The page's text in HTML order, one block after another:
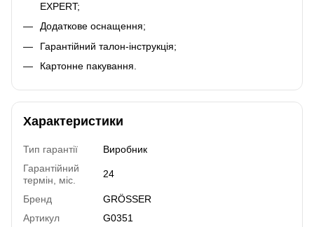
EXPERT;
Додаткове оснащення;
Гарантійний талон-інструкція;
Картонне пакування.
Характеристики
Тип гарантії
Виробник
Гарантійний
термін, міс.
24
Бренд
GRÖSSER
Артикул
G0351